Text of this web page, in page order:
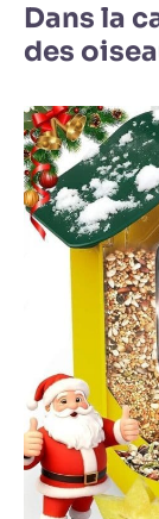
Dans la
des